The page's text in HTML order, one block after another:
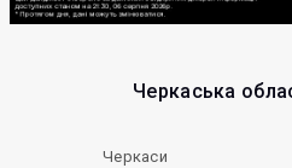
Черкаська
Черкаси